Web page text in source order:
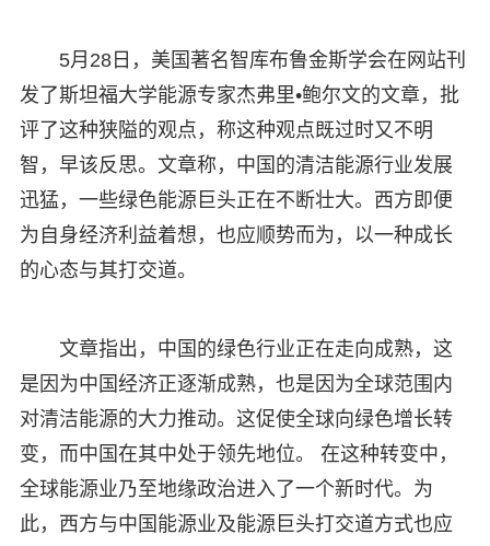
5月28日，美国著名智库布鲁金斯学会在网站刊
发了斯坦福大学能源专家杰弗里•鲍尔文的文章，批
评了这种狭隘的观点，称这种观点既过时又不明
智，早该反思。文章称，中国的清洁能源行业发展
迅猛，一些绿色能源巨头正在不断壮大。西方即便
为自身经济利益着想，也应顺势而为，以一种成长
的心态与其打交道。
文章指出，中国的绿色行业正在走向成熟，这
是因为中国经济正逐渐成熟，也是因为全球范围内
对清洁能源的大力推动。这促使全球向绿色增长转
变，而中国在其中处于领先地位。 在这种转变中，
全球能源业乃至地缘政治进入了一个新时代。为
此，西方与中国能源业及能源巨头打交道方式也应